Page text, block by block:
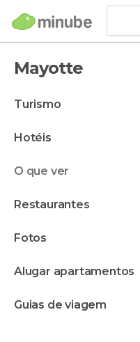
Mayotte
turismo
hotéis
o que ver
restaurantes
fotos
alugar apartamentos
guias de viagem